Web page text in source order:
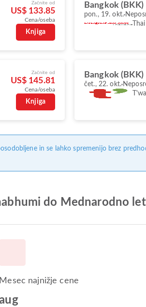
Začnite od
US$ 133.85
Cena/oseba
Knjiga
Bangkok (BKK)
pon., 19. okt.
Začnite od
US$ 145.81
Cena/oseba
Knjiga
Bangkok (BKK)
čet., 22. okt.
in se lahko spremenijo brez
do Mednarodno
Mesec najnižje cene